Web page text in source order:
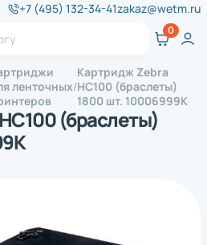
+7 (495) 132-34-41zakaz@wetm.ru
ленточных
Картридж Zebra
HC100 (браслеты)
1800 шт. 10006999K
(браслеты)